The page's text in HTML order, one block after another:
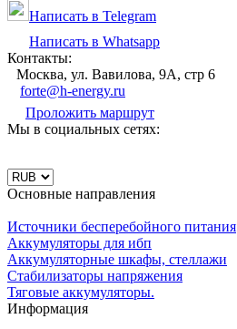
Написать в Telegram
Написать в Whatsapp
Контакты:
Москва, ул. Вавилова, 9А, стр 6
forte@h-energy.ru
Проложить маршрут
Мы в социальных сетях:
Основные направления
Источники бесперебойного питания
Аккумуляторы для ибп
Аккумуляторные шкафы, стеллажи
Стабилизаторы напряжения
Тяговые аккумуляторы.
Информация